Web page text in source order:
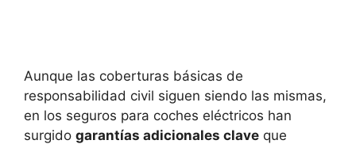
Aunque las coberturas básicas de
responsabilidad civil siguen siendo las mismas,
en los seguros para coches eléctricos han
surgido garantías adicionales clave que